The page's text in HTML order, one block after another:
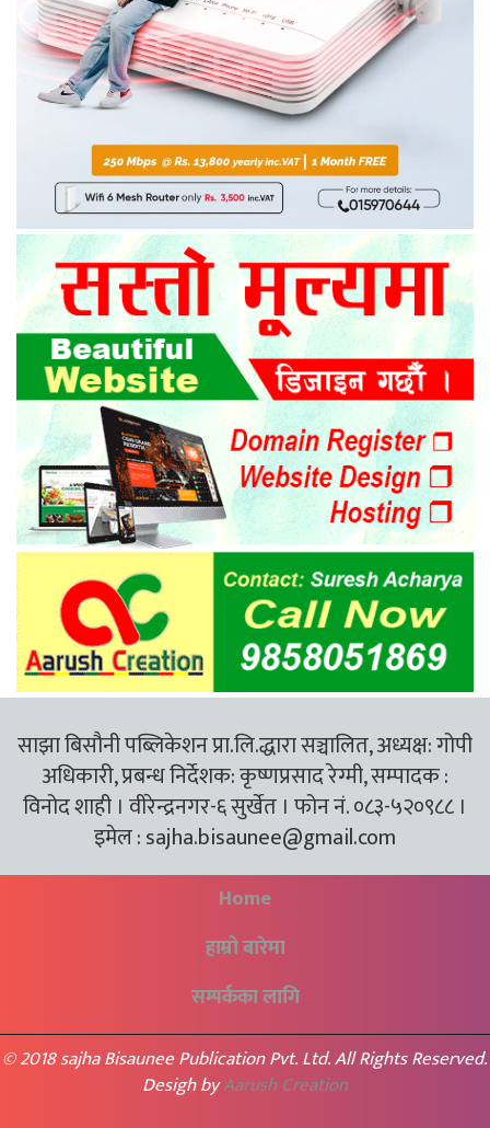
साझा बिसौनी पब्लिकेशन प्रा.लि.द्धारा सञ्चालित, अध्यक्ष: गोपी
अधिकारी, प्रबन्ध निर्देशक: कृष्णप्रसाद रेग्मी, सम्पादक :
विनोद शाही । वीरेन्द्रनगर-६ सुर्खेत । फोन नं. ०८३-५२०९८८ ।
इमेल :sajha.bisaunee@gmail.com
Home
हाम्रो बारेमा
सम्पर्कका लागि
© 2018 sajha Bisaunee Publication Pvt. Ltd. All Rights Reserved.
Desigh byAarush Creation